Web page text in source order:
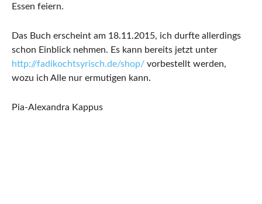
Essen feiern.
Das Buch erscheint am 18.11.2015, ich durfte allerdings
schon Einblick nehmen. Es kann bereits jetzt unter
http://fadikochtsyrisch.de/shop/ vorbestellt werden,
wozu ich Alle nur ermutigen kann.
Pia-Alexandra Kappus